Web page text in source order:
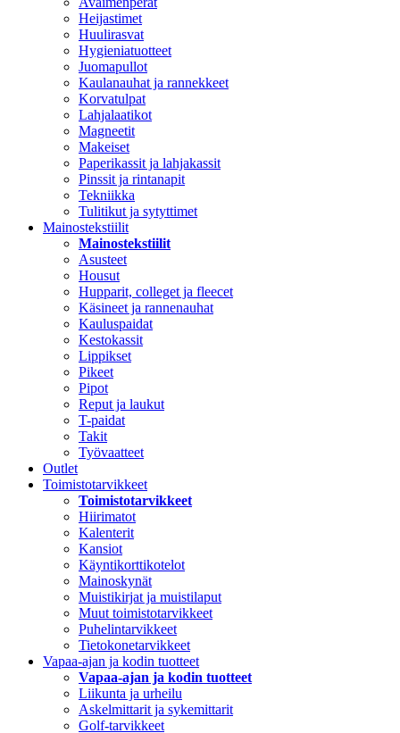
Heijastimet
Huulirasvat
Hygieniatuotteet
Juomapullot
Kaulanauhat ja rannekkeet
Korvatulpat
Lahjalaatikot
Magneetit
Makeiset
Paperikassit ja lahjakassit
Pinssit ja rintanapit
Tekniikka
Tulitikut ja sytyttimet
Mainostekstiilit
Mainostekstiilit
Asusteet
Housut
Hupparit, colleget ja fleecet
Käsineet ja rannenauhat
Kauluspaidat
Kestokassit
Lippikset
Pikeet
Pipot
Reput ja laukut
T-paidat
Takit
Työvaatteet
Outlet
Toimistotarvikkeet
Toimistotarvikkeet
Hiirimatot
Kalenterit
Kansiot
Käyntikorttikotelot
Mainoskynät
Muistikirjat ja muistilaput
Muut toimistotarvikkeet
Puhelintarvikkeet
Tietokonetarvikkeet
Vapaa-ajan ja kodin tuotteet
Vapaa-ajan ja kodin tuotteet
Liikunta ja urheilu
Askelmittarit ja sykemittarit
Golf-tarvikkeet